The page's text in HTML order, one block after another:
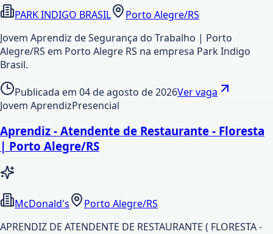
PARK INDIGO BRASIL
Porto Alegre/RS
Jovem Aprendiz de Segurança do Trabalho | Porto
Alegre/RS em Porto Alegre RS na empresa Park Indigo
Brasil.
Publicada em 04 de agosto de 2026Ver vaga
Jovem AprendizPresencial
Aprendiz - Atendente de Restaurante - Floresta
| Porto Alegre/RS
McDonald's
Porto Alegre/RS
APRENDIZ DE ATENDENTE DE RESTAURANTE ( FLORESTA -